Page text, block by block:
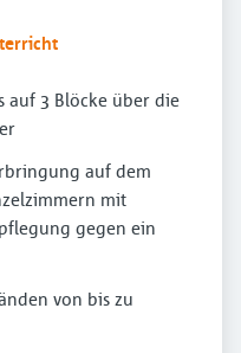
auf 3 Blöcke über die
auf dem
mit
gegen ein
von bis zu